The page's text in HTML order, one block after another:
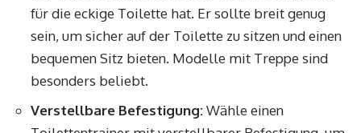
für die eckige Toilette hat. Er sollte breit genug
sein, um sicher auf der Toilette zu sitzen und einen
bequemen Sitz bieten. Modelle mit Treppe sind
besonders beliebt.
Verstellbare Befestigung:Wähle einen